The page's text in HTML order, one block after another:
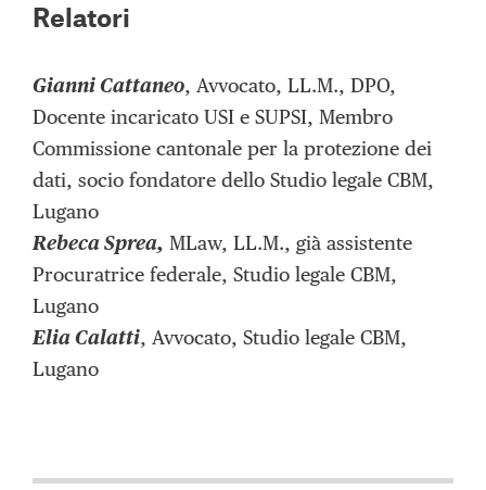
Relatori
Gianni Cattaneo, Avvocato, LL.M., DPO,
Docente incaricato USI e SUPSI, Membro
Commissione cantonale per la protezione dei
dati, socio fondatore dello Studio legale CBM,
Lugano
Rebeca Sprea, MLaw, LL.M., già assistente
Procuratrice federale, Studio legale CBM,
Lugano
Elia Calatti, Avvocato, Studio legale CBM,
Lugano